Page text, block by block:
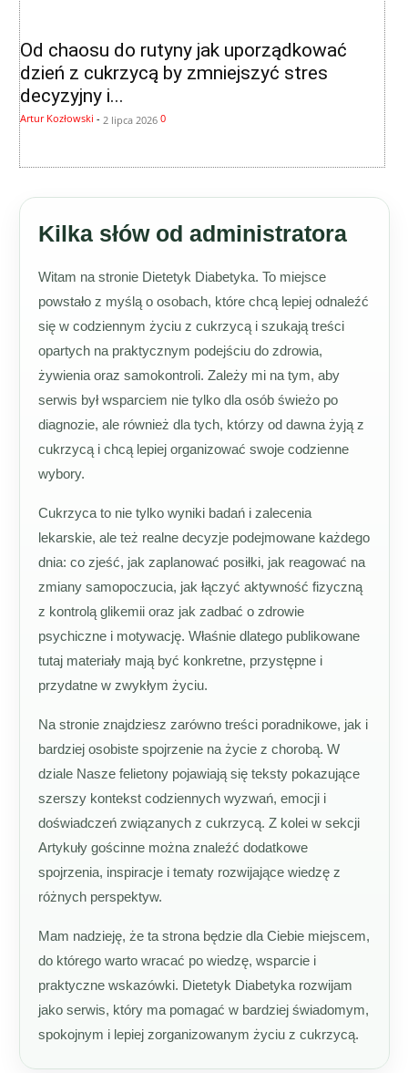
Od chaosu do rutyny jak uporządkować
dzień z cukrzycą by zmniejszyć stres
decyzyjny i...
Artur Kozłowski - 2 lipca 2026 0
Kilka słów od administratora
Witam na stronie Dietetyk Diabetyka. To miejsce
powstało z myślą o osobach, które chcą lepiej odnaleźć
się w codziennym życiu z cukrzycą i szukają treści
opartych na praktycznym podejściu do zdrowia,
żywienia oraz samokontroli. Zależy mi na tym, aby
serwis był wsparciem nie tylko dla osób świeżo po
diagnozie, ale również dla tych, którzy od dawna żyją z
cukrzycą i chcą lepiej organizować swoje codzienne
wybory.
Cukrzyca to nie tylko wyniki badań i zalecenia
lekarskie, ale też realne decyzje podejmowane każdego
dnia: co zjeść, jak zaplanować posiłki, jak reagować na
zmiany samopoczucia, jak łączyć aktywność fizyczną
z kontrolą glikemii oraz jak zadbać o zdrowie
psychiczne i motywację. Właśnie dlatego publikowane
tutaj materiały mają być konkretne, przystępne i
przydatne w zwykłym życiu.
Na stronie znajdziesz zarówno treści poradnikowe, jak i
bardziej osobiste spojrzenie na życie z chorobą. W
dziale Nasze felietony pojawiają się teksty pokazujące
szerszy kontekst codziennych wyzwań, emocji i
doświadczeń związanych z cukrzycą. Z kolei w sekcji
Artykuły gościnne można znaleźć dodatkowe
spojrzenia, inspiracje i tematy rozwijające wiedzę z
różnych perspektyw.
Mam nadzieję, że ta strona będzie dla Ciebie miejscem,
do którego warto wracać po wiedzę, wsparcie i
praktyczne wskazówki. Dietetyk Diabetyka rozwijam
jako serwis, który ma pomagać w bardziej świadomym,
spokojnym i lepiej zorganizowanym życiu z cukrzycą.